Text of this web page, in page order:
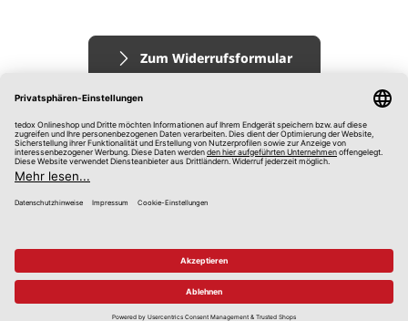
Zum Widerrufsformular
© 2026 tedox KG
Impressum
AGB
Datenschutz
Hinweisgebersystem